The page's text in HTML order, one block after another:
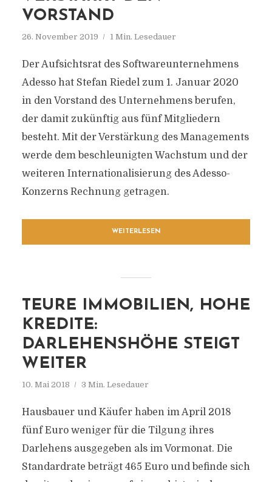
VORSTAND
26. November 2019 1 Min. Lesedauer
Der Aufsichtsrat des Softwareunternehmens
Adesso hat Stefan Riedel zum 1. Januar 2020
in den Vorstand des Unternehmens berufen,
der damit zukünftig aus fünf Mitgliedern
besteht. Mit der Verstärkung des Managements
werde dem beschleunigten Wachstum und der
weiteren Internationalisierung des Adesso-
Konzerns Rechnung getragen.
WEITERLESEN
TEURE IMMOBILIEN, HOHE
KREDITE:
DARLEHENSHÖHE STEIGT
WEITER
10. Mai 2018 3 Min. Lesedauer
Hausbauer und Käufer haben im April 2018
fünf Euro weniger für die Tilgung ihres
Darlehens ausgegeben als im Vormonat. Die
Standardrate beträgt 465 Euro und befinde sich